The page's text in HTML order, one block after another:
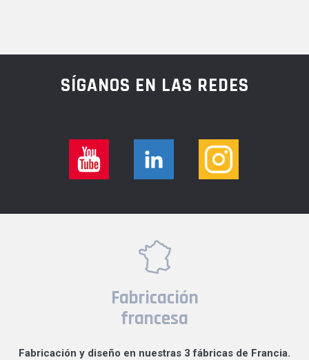
SÍGANOS EN LAS REDES
Fabricación
francesa
Fabricación y diseño en nuestras 3 fábricas de Francia.